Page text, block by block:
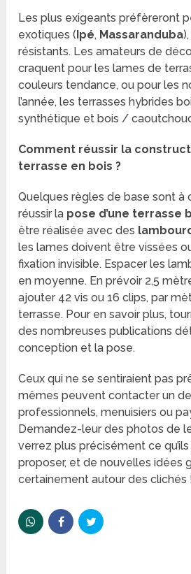
Les plus exigeants préfèreront
exotiques ( Ipé, Massaranduba
résistants. Les amateurs de
craquent pour les lames de
couleurs tendance, ou pour les
l’année, les terrasses hybrides
synthétique et bois /
Comment réussir la
terrasse en bois ?
Quelques règles de base sont à
réussir la pose d’une terrasse
être réalisée avec des
les lames doivent être vissées
fixation invisible. Espacer les
en moyenne. En prévoir 2,5
ajouter 42 vis ou 16 clips, par
terrasse. Pour en savoir plus,
des nombreuses publications
conception et la pose.
Ceux qui ne se sentiraient pas
mêmes peuvent contacter un
professionnels, menuisiers ou
Demandez-leur des photos de
verrez plus précisément ce
proposer, et de nouvelles idées
certainement autour des clichés